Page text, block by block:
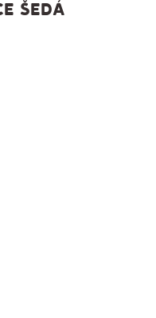
ŠEDÁ